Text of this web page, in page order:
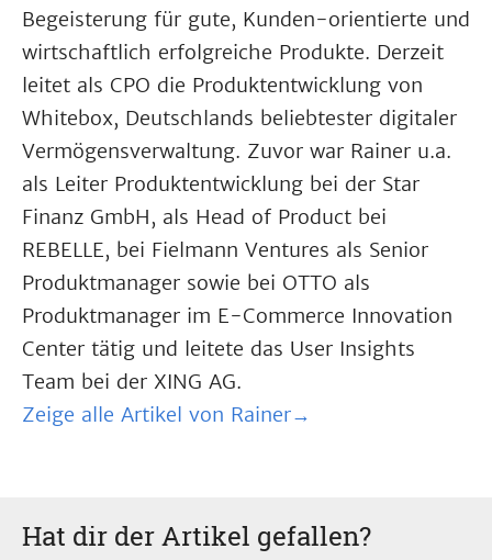
Begeisterung für gute, Kunden-orientierte und
wirtschaftlich erfolgreiche Produkte. Derzeit
leitet als CPO die Produktentwicklung von
Whitebox, Deutschlands beliebtester digitaler
Vermögensverwaltung. Zuvor war Rainer u.a.
als Leiter Produktentwicklung bei der Star
Finanz GmbH, als Head of Product bei
REBELLE, bei Fielmann Ventures als Senior
Produktmanager sowie bei OTTO als
Produktmanager im E-Commerce Innovation
Center tätig und leitete das User Insights
Team bei der XING AG.
Zeige alle Artikel von Rainer→
Hat dir der Artikel gefallen?